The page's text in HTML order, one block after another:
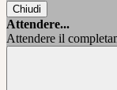
Chiudi
Attendere...
Attendere il